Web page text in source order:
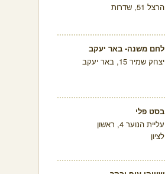
הרצל 51, שדרות
לחם משנה- באר יעקב
יצחק שמיר 15, באר יעקב
בסט פלי
עליית הנוער 4, ראשון
לציון